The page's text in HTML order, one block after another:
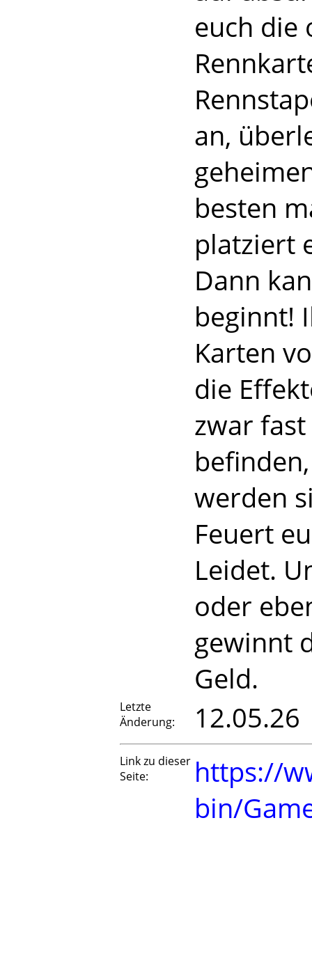
euch die
an,
besten
platziert
Dann
beginnt!
Karten
die
zwar
werden
Feuert
Leidet.
oder
gewinnt
Geld.
Letzte
Änderung:
12.05.26
Link zu dieser
Seite:
https://
bin/